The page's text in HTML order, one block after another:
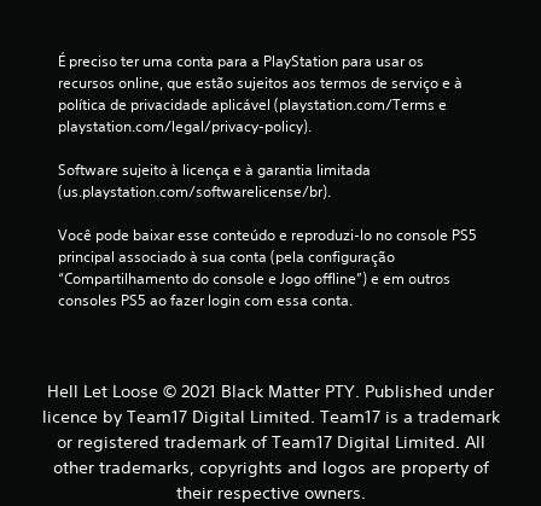
É preciso ter uma conta para a PlayStation para usar os
recursos online, que estão sujeitos aos termos de serviço e à
política de privacidade aplicável (playstation.com/Terms e
playstation.com/legal/privacy-policy).
Software sujeito à licença e à garantia limitada
(us.playstation.com/softwarelicense/br).
Você pode baixar esse conteúdo e reproduzi-lo no console PS5
principal associado à sua conta (pela configuração
“Compartilhamento do console e Jogo offline”) e em outros
consoles PS5 ao fazer login com essa conta.
Hell Let Loose © 2021 Black Matter PTY. Published under
licence by Team17 Digital Limited. Team17 is a trademark
or registered trademark of Team17 Digital Limited. All
other trademarks, copyrights and logos are property of
their respective owners.